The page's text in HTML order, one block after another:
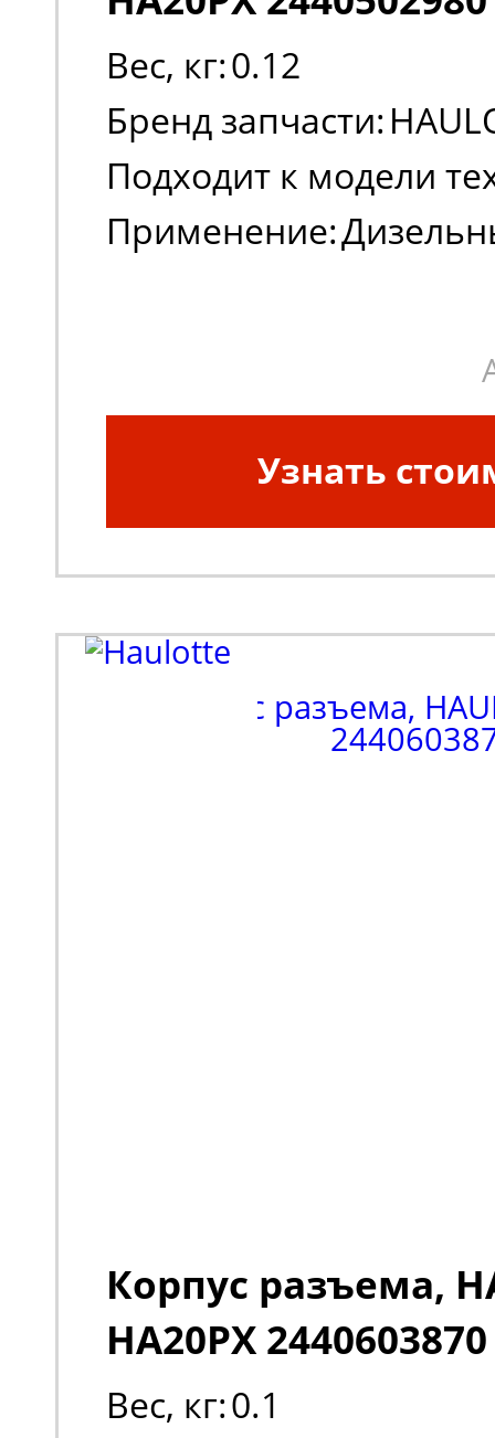
Вес, кг:0.12
Бренд запчасти:
Подходит к модели
Применение:
Узнать
Корпус разъема,
HA20PX 2440603870
Вес, кг:0.1